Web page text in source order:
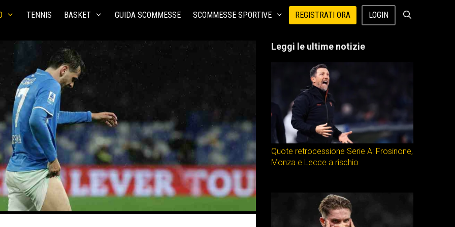
TENNIS BASKET GUIDA SCOMMESSE SCOMMESSE SPORTIVE REGISTRATI ORA LOGIN
Leggi le ultime notizie
Quote retrocessione Serie A: Frosinone,
Monza e Lecce a rischio